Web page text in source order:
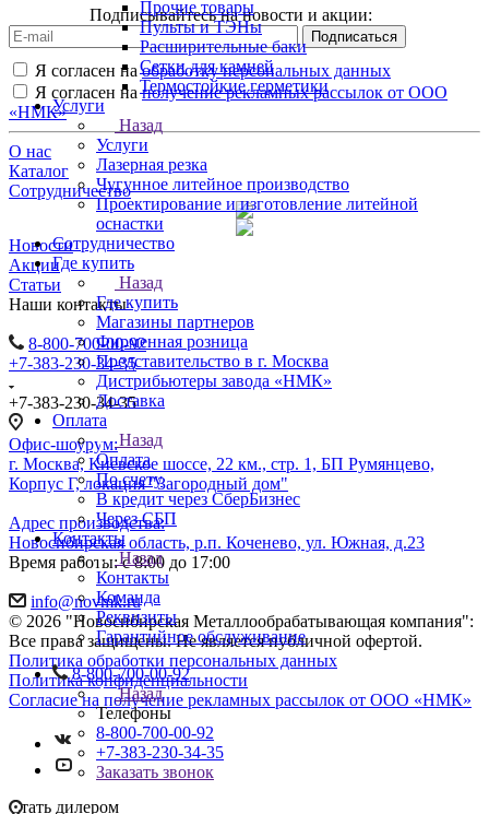
Прочие товары
Пульты и ТЭНы
Расширительные баки
Сетки для камней
Термостойкие герметики
Услуги
Назад
Услуги
Лазерная резка
Чугунное литейное производство
Проектирование и изготовление литейной
оснастки
Сотрудничество
Где купить
Назад
Где купить
Магазины партнеров
Фирменная розница
Представительство в г. Москва
Дистрибьютеры завода «НМК»
Доставка
Оплата
Назад
Оплата
По счету
В кредит через СберБизнес
Через СБП
Контакты
Назад
Контакты
Команда
Реквизиты
Гарантийное обслуживание
8-800-700-00-92
Назад
Телефоны
8-800-700-00-92
+7-383-230-34-35
Заказать звонок
Подписывайтесь на новости и акции:
Я согласен наобработку персональных данных
Я согласен наполучение рекламных рассылок от ООО
«НМК»
О нас
Каталог
Сотрудничество
Новости
Акции
Статьи
Наши контакты
8-800-700-00-92
+7-383-230-34-35
+7-383-230-34-35
Офис-шоурум:
г. Москва, Киевское шоссе, 22 км., стр. 1, БП Румянцево,
Корпус Г, локация "Загородный дом"
Адрес производства:
Новосибирская область, р.п. Коченево, ул. Южная, д.23
Время работы: с 8:00 до 17:00
info@novmk.ru
© 2026 "Новосибирская Металлообрабатывающая компания":
Все права защищены. Не является публичной офертой.
Политика обработки персональных данных
Политика конфиденциальности
Согласие на получение рекламных рассылок от ООО «НМК»
Стать дилером